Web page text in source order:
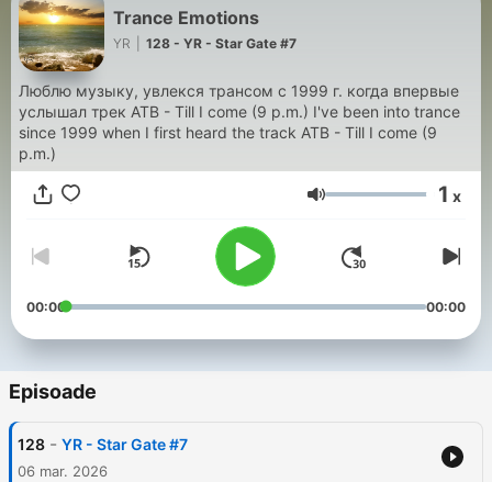
Trance Emotions
YR 128 - YR - Star Gate #7
Люблю музыку, увлекся трансом с 1999 г. когда впервые
услышал трек ATB - Till I come (9 p.m.) I've been into trance
since 1999 when I first heard the track ATB - Till I come (9
p.m.)
Volum 1 x
00:00 00:00
Episoade
128 - YR - Star Gate #7
06 mar. 2026